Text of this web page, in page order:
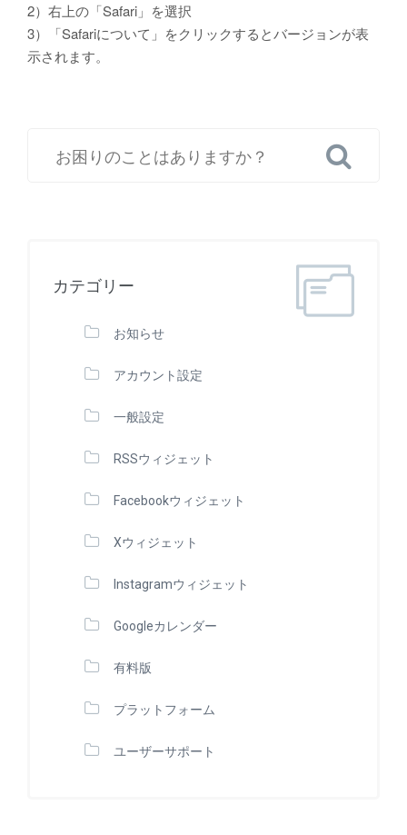
2）右上の「Safari」を選択
3）「Safariについて」をクリックするとバージョンが表
示されます。
カテゴリー
お知らせ
アカウント設定
一般設定
RSSウィジェット
Facebookウィジェット
Xウィジェット
Instagramウィジェット
Googleカレンダー
有料版
プラットフォーム
ユーザーサポート